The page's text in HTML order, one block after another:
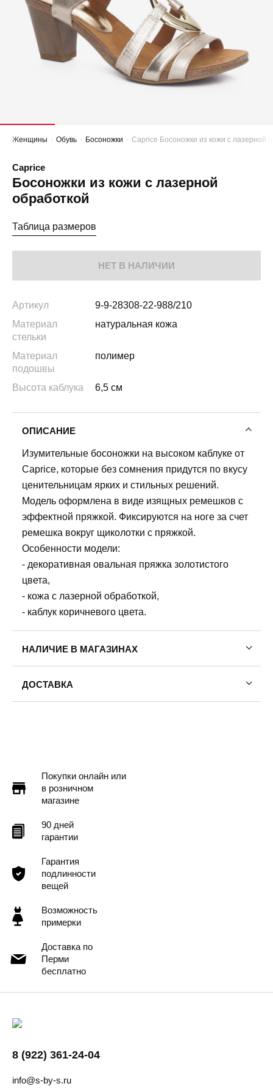
Женщины Обувь Босоножки Caprice Босоножки из кожи с лазерной
Caprice
Босоножки из кожи с лазерной
обработкой
Таблица размеров
НЕТ В НАЛИЧИИ
Артикул
9-9-28308-22-988/210
Материал
стельки
натуральная кожа
Материал
подошвы
полимер
Высота каблука 6,5 см
ОПИСАНИЕ
Изумительные босоножки на высоком каблуке от
Caprice, которые без сомнения придутся по вкусу
ценительницам ярких и стильных решений.
Модель оформлена в виде изящных ремешков с
эффектной пряжкой. Фиксируются на ноге за счет
ремешка вокруг щиколотки с пряжкой.
Особенности модели:
- декоративная овальная пряжка золотистого
цвета,
- кожа с лазерной обработкой,
- каблук коричневого цвета.
НАЛИЧИЕ В МАГАЗИНАХ
ДОСТАВКА
Пермь — бесплатно
Покупки онлайн или
в розничном
магазине
90 дней
гарантии
Гарантия
подлинности
вещей
Возможность
примерки
Доставка по
Перми
бесплатно
8 (922) 361-24-04
info@s-by-s.ru